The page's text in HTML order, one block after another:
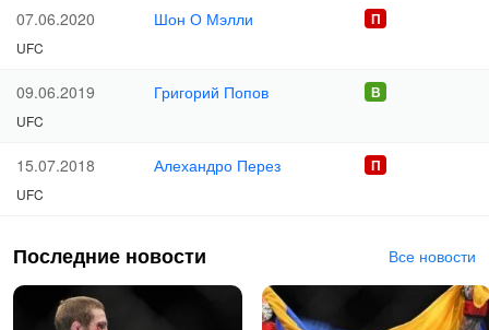
07.06.2020 Шон О Мэлли
UFC
09.06.2019 Григорий Попов
UFC
15.07.2018 Алехандро Перез
UFC
Последние новости Все новости